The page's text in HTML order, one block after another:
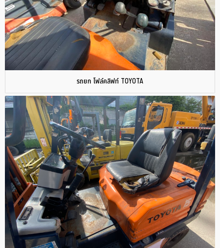
รถยก โฟล์คลิฟท์ TOYOTA